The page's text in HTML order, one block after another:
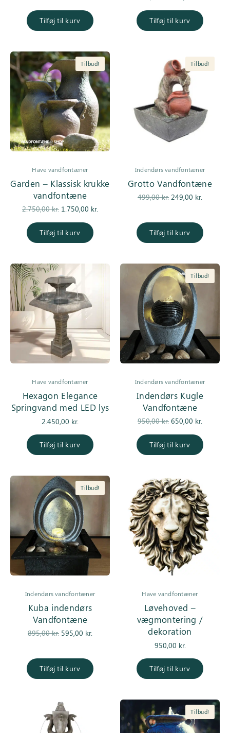
499,00 kr..249,00 kr..
Tilføj til kurv
pris var:
499,00 kr..
Tilføj til kurv
Tilbud!
Have vandfontæner
Garden – Klassisk krukke
vandfontæne
2.750,00kr.
Den
pris var:
2.750,00 kr..
1.750,00 kr.
Tilføj til kurv
Tilbud!
Indendørs vandfontæner
Grotto Vandfontæne
499,00kr.
Den
499,00 kr..
249,00 kr.
249,00
Tilføj til kurv
Have vandfontæner
Hexagon Elegance
Springvand med LED lys
2.450,00 kr.
Tilføj til kurv
Tilbud!
Indendørs vandfontæner
Indendørs Kugle
Vandfontæne
950,00kr.
Den
pris var:
950,00 kr..
650,00 kr.
Tilføj til kurv
Tilbud!
Indendørs vandfontæner
Kuba indendørs
Vandfontæne
895,00kr.
Den
895,00 kr..
595,00 kr.
595,00 kr..
Tilføj til kurv
Have vandfontæner
Løvehoved –
vægmontering /
dekoration
950,00 kr.
Tilføj til kurv
Tilbud!